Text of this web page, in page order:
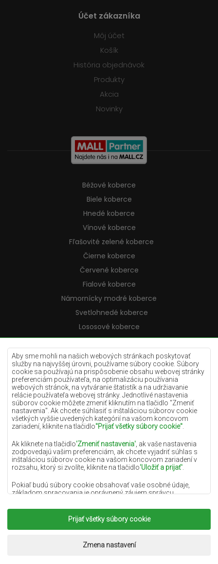
Aby sme mohli na našich webových stránkach poskytovať
služby na najvyššej úrovni, používame súbory cookie. Súbory
cookie sa používajú na prispôsobenie obsahu webovej stránky
preferenciám používateľa, na optimalizáciu používania
webových stránok, na vytváranie štatistík a na udržiavanie
relácie používateľa webovej stránky. Jednotlivé nastavenia
súborov cookie môžete zmeniť kliknutím na tlačidlo "Zmeniť
nastavenia". Ak chcete súhlasiť s inštaláciou súborov cookie
všetkých vyššie uvedených kategórií na vašom koncovom
zariadení, kliknite na tlačidlo"Prijať všetky súbory cookie"
Ak kliknete na tlačidlo'Zmeniť nastavenia' , ak vaše nastavenia
zodpovedajú vašim preferenciám, ak chcete vyjadriť súhlas s
inštaláciou súborov cookie na vašom koncovom zariadení v
rozsahu, ktorý si zvolíte, kliknite na tlačidlo'Uložiť a prijať'
Pokiaľ budú súbory cookie obsahovať vaše osobné údaje,
základom spracovania je oprávnený záujem správcu
podobe poskytovania vysokokvalitných služieb na našej
webovej stránke a marketingových aktivít správcu osobných
údajov a jeho dôveryhodných partnerov.
Viac informácií o súboroch cookie a spracovaní osobných
Prijať všetky súbory cookie
Zmena nastavení
Účet zákazníka
Môj účet
Košík
História objednávok
Produkty
Akcia
Novinky
Béžové koberce
Biele koberce
Hnedé koberce
Vínové koberce
Fľašovité zelené koberce
Čierne koberce
Červené koberce
Fialové koberce
Námornícky modré koberce
Svetlohnedé koberce
Lososové koberce
Krémové koberce
Lilac koberce
Žlté koberce
Mätové koberce
Modré koberce
Oranžové koberce
Ružové koberce
Šedé koberce
Terakotové koberce
Zelené koberce
Zlaté koberce
Copyright 2022Koberce Chemex.Všetky práva
Realizácia:www.dimax.pl